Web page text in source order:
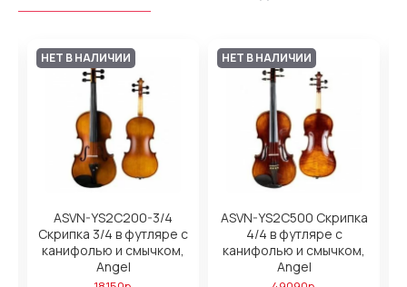
с
НЕТ В НАЛИЧИИ
ASVN-YS2C500 Скрипка
4/4 в футляре с
канифолью и смычком,
MV-002VT-3/4
футляре со
Caraya